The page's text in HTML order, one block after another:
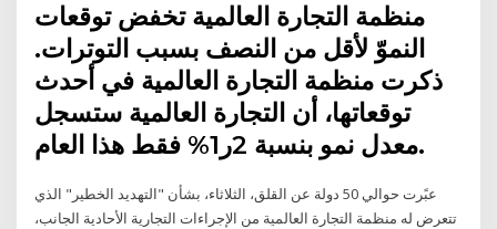
منظمة التجارة العالمية تخفض توقعات
النموّ لأقل من النصف بسبب التوترات.
ذكرت منظمة التجارة العالمية في أحدث
توقعاتها، أن التجارة العالمية ستسجل
معدل نمو بنسبة 2ر1% فقط هذا العام.
عبًرت حوالي 50 دولة عن القلق، الثلاثاء، بشأن "التهديد الخطير" الذي
تتعرض له منظمة التجارة العالمية من الإجراءات التجارية الأحادية الجانب،